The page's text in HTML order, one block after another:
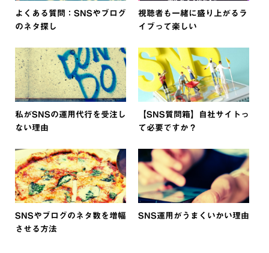
よくある質問：SNSやブログ
のネタ探し
視聴者も一緒に盛り上がるラ
イブって楽しい
私がSNSの運用代行を受注し
ない理由
【SNS質問箱】自社サイトっ
て必要ですか？
SNSやブログのネタ数を増幅
させる方法
SNS運用がうまくいかい理由